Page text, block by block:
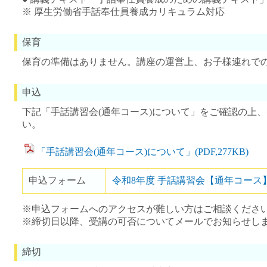
※ 厚生労働省手話奉仕員養成カリキュラム対応
保育
保育の準備はありません。講座の運営上、お子様連れで
申込
下記「手話講習会(通年コース)について」をご確認の上
い。
「手話講習会(通年コース)について」(PDF,277KB)
申込フォーム 令和8年度 手話講習会【通年コース
※申込フォームへのアクセスが難しい方はご相談くださ
※締切日以降、受講の可否についてメールでお知らせし
締切